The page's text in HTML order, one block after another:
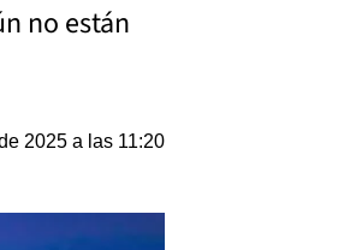
no están
2025 a las 11:20